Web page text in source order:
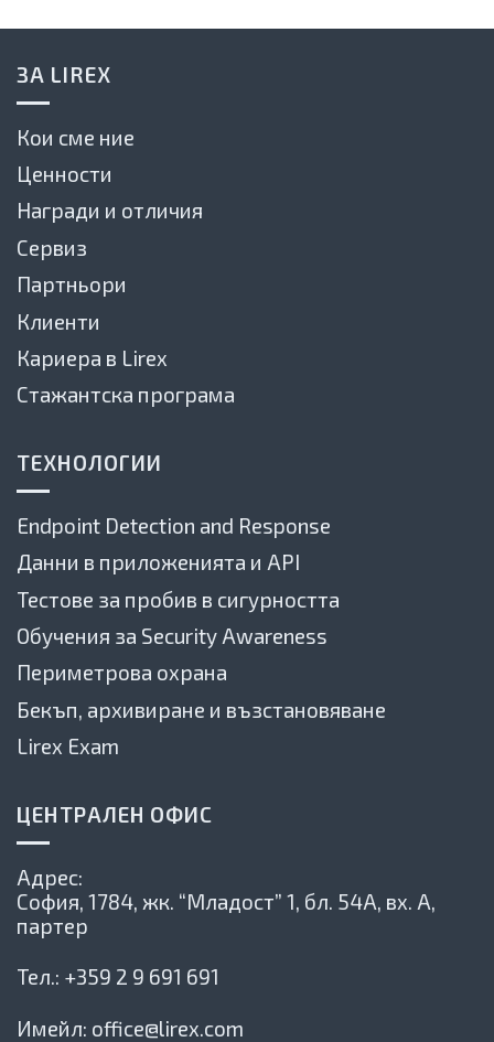
ЗА LIREX
Кои сме ние
Ценности
Награди и отличия
Сервиз
Партньори
Клиенти
Кариера в Lirex
Стажантска програма
ТЕХНОЛОГИИ
Endpoint Detection and Response
Данни в приложенията и API
Тестове за пробив в сигурността
Обучения за Security Awareness
Периметрова охрана
Бекъп, архивиране и възстановяване
Lirex Exam
ЦЕНТРАЛЕН ОФИС
Адрес:
София, 1784, жк. “Младост” 1, бл. 54А, вх. А,
партер
Тел.: +359 2 9 691 691
Имейл: office@lirex.com